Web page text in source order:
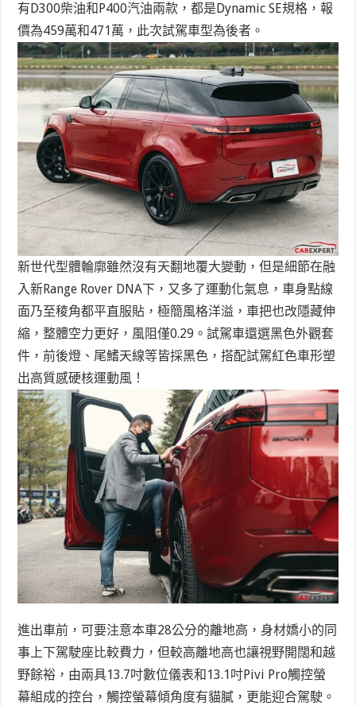
有D300柴油和P400汽油兩款，都是Dynamic SE規格，報
價為459萬和471萬，此次試駕車型為後者。
新世代型體輪廓雖然沒有天翻地覆大變動，但是細節在融
入新Range Rover DNA下，又多了運動化氣息，車身點線
面乃至稜角都平直服貼，極簡風格洋溢，車把也改隱藏伸
縮，整體空力更好，風阻僅0.29。試駕車還選黑色外觀套
件，前後燈、尾鰭天線等皆採黑色，搭配試駕紅色車形塑
出高質感硬核運動風！
進出車前，可要注意本車28公分的離地高，身材嬌小的同
事上下駕駛座比較費力，但較高離地高也讓視野開闊和越
野餘裕，由兩具13.7吋數位儀表和13.1吋Pivi Pro觸控螢
幕組成的控台，觸控螢幕傾角度有貓膩，更能迎合駕駛。